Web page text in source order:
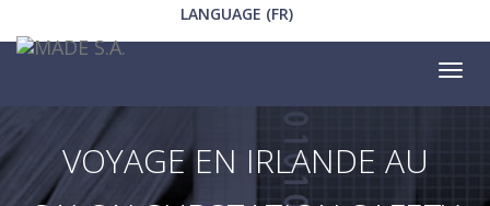
LANGUAGE (FR)
VOYAGE EN IRLANDE AU